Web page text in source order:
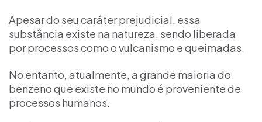
Apesar do seu caráter prejudicial, essa
substância existe na natureza, sendo liberada
por processos como o vulcanismo e queimadas.
No entanto, atualmente, a grande maioria do
benzeno que existe no mundo é proveniente de
processos humanos.